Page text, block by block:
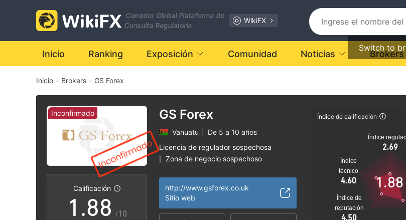
Corredor Global Plataforma de
Consulta Regulatoria
WikiFX
Switch to
Inicio Ranking Exposición Comunidad Noticias Brokers
Inicio - Brokers - GS Forex
Inconfirmado
Calificación
0
1 .
2
3
4
5
6
7
8
2
3
4
6
7
8 /10
GS Forex
Vanuatu
De 5 a 10 años
Licencia de regulador sospechosa
Zona de negocio sospechoso
http://www.gsforex.co.uk
Sitio web
Índice de calificación
Índice
2.69
Índice
técnico
4.60
Índice de
reputación
4.50
1.88